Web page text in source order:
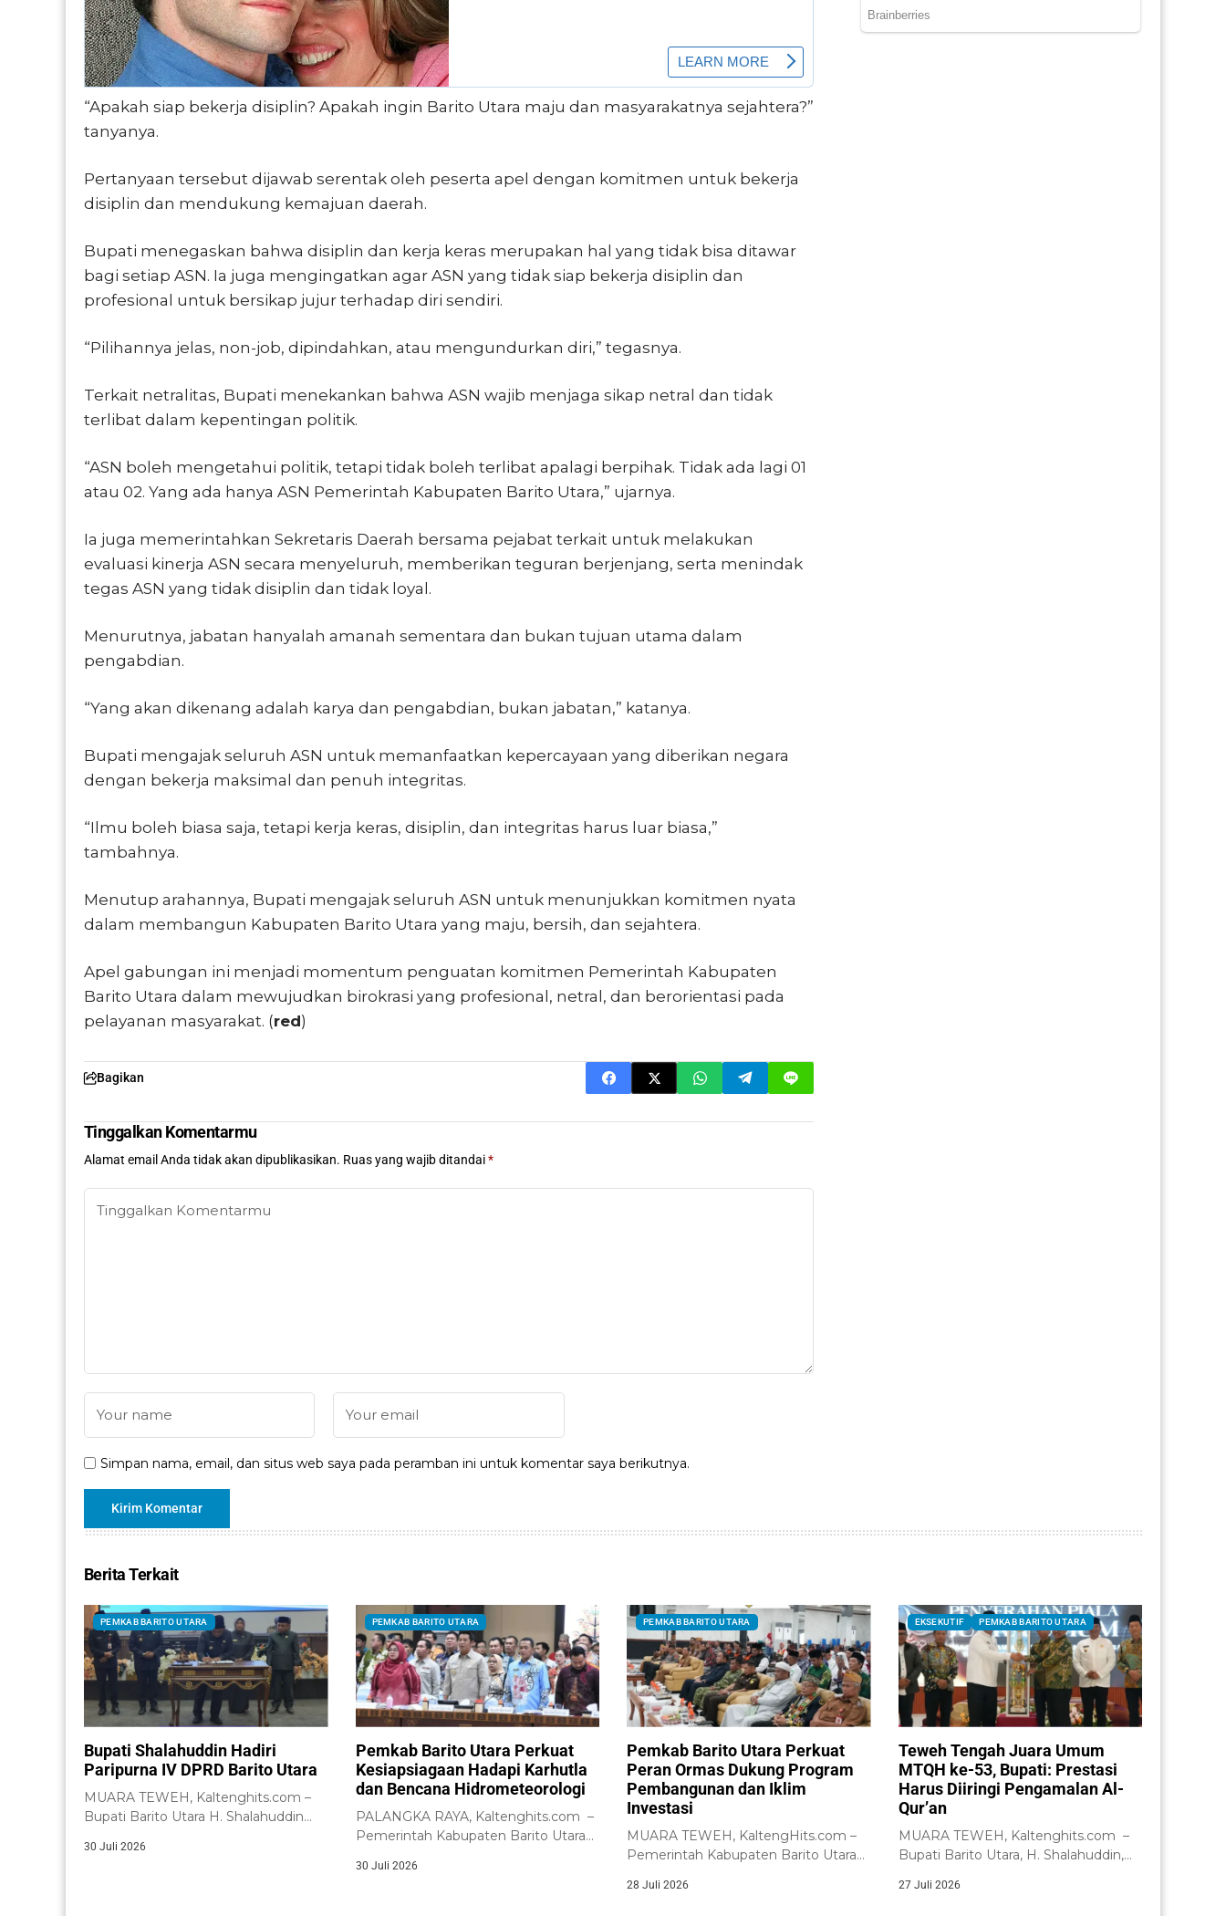
“Apakah siap bekerja disiplin? Apakah ingin Barito Utara maju dan masyarakatnya sejahtera?”
tanyanya.
Pertanyaan tersebut dijawab serentak oleh peserta apel dengan komitmen untuk bekerja
disiplin dan mendukung kemajuan daerah.
Bupati menegaskan bahwa disiplin dan kerja keras merupakan hal yang tidak bisa ditawar
bagi setiap ASN. Ia juga mengingatkan agar ASN yang tidak siap bekerja disiplin dan
profesional untuk bersikap jujur terhadap diri sendiri.
“Pilihannya jelas, non-job, dipindahkan, atau mengundurkan diri,” tegasnya.
Terkait netralitas, Bupati menekankan bahwa ASN wajib menjaga sikap netral dan tidak
terlibat dalam kepentingan politik.
“ASN boleh mengetahui politik, tetapi tidak boleh terlibat apalagi berpihak. Tidak ada lagi 01
atau 02. Yang ada hanya ASN Pemerintah Kabupaten Barito Utara,” ujarnya.
Ia juga memerintahkan Sekretaris Daerah bersama pejabat terkait untuk melakukan
evaluasi kinerja ASN secara menyeluruh, memberikan teguran berjenjang, serta menindak
tegas ASN yang tidak disiplin dan tidak loyal.
Menurutnya, jabatan hanyalah amanah sementara dan bukan tujuan utama dalam
pengabdian.
“Yang akan dikenang adalah karya dan pengabdian, bukan jabatan,” katanya.
Bupati mengajak seluruh ASN untuk memanfaatkan kepercayaan yang diberikan negara
dengan bekerja maksimal dan penuh integritas.
“Ilmu boleh biasa saja, tetapi kerja keras, disiplin, dan integritas harus luar biasa,”
tambahnya.
Menutup arahannya, Bupati mengajak seluruh ASN untuk menunjukkan komitmen nyata
dalam membangun Kabupaten Barito Utara yang maju, bersih, dan sejahtera.
Apel gabungan ini menjadi momentum penguatan komitmen Pemerintah Kabupaten
Barito Utara dalam mewujudkan birokrasi yang profesional, netral, dan berorientasi pada
pelayanan masyarakat. (red)
Bagikan
Tinggalkan Komentarmu
Alamat email Anda tidak akan dipublikasikan. Ruas yang wajib ditandai*
Simpan nama, email, dan situs web saya pada peramban ini untuk komentar saya berikutnya.
Berita Terkait
PEMKAB BARITO UTARA
Bupati Shalahuddin Hadiri
Paripurna IV DPRD Barito Utara
MUARA TEWEH, Kaltenghits.com –
Bupati Barito Utara H. Shalahuddin
30 Juli 2026
PEMKAB BARITO UTARA
Pemkab Barito Utara Perkuat
Kesiapsiagaan Hadapi Karhutla
dan Bencana Hidrometeorologi
PALANGKA RAYA, Kaltenghits.com –
Pemerintah Kabupaten Barito Utara
memperkuat...
30 Juli 2026
PEMKAB BARITO UTARA
Pemkab Barito Utara Perkuat
Peran Ormas Dukung Program
Pembangunan dan Iklim
Investasi
MUARA TEWEH, KaltengHits.com –
Pemerintah Kabupaten Barito Utara
28 Juli 2026
EKSEKUTIF PEMKAB BARITO UTARA
Teweh Tengah Juara Umum
MTQH ke-53, Bupati: Prestasi
Harus Diiringi Pengamalan Al-
Qur’an
MUARA TEWEH, Kaltenghits.com –
Bupati Barito Utara, H. Shalahuddin,
27 Juli 2026